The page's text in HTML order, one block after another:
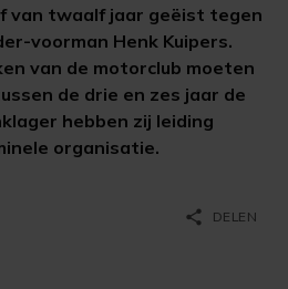
van twaalf jaar geëist tegen
voorman Henk Kuipers.
van de motorclub moeten
de drie en zes jaar de
hebben zij leiding
organisatie.
share DELEN